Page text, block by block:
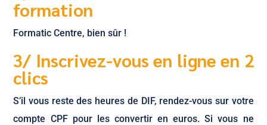
formation
Formatic Centre, bien sûr !
3/ Inscrivez-vous en ligne en 2
clics
S’il vous reste des heures de DIF, rendez-vous sur votre
compte CPF pour les convertir en euros. Si vous ne